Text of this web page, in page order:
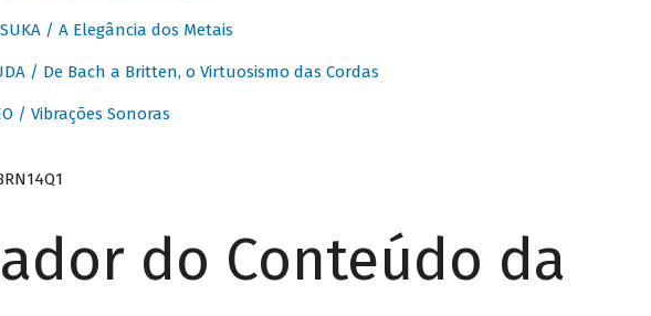
/ A Elegância dos Metais
/ De Bach a Britten, o Virtuosismo das Cordas
/ Vibrações Sonoras
do Conteúdo da